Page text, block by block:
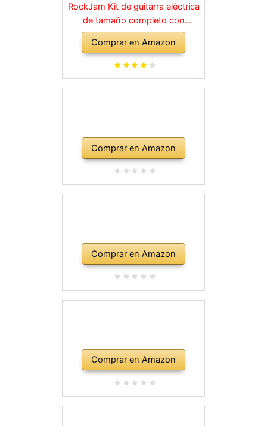
RockJam Kit de guitarra eléctrica
de tamaño completo con
amplificador de 10 vatios, clases,
correa, bolsa de transporte,
púas, golpe, plomo y cuerdas de
Comprar en Amazon
Comprar en Amazon
Comprar en Amazon
Comprar en Amazon